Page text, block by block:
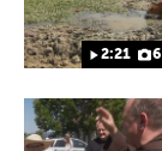
2:21 6